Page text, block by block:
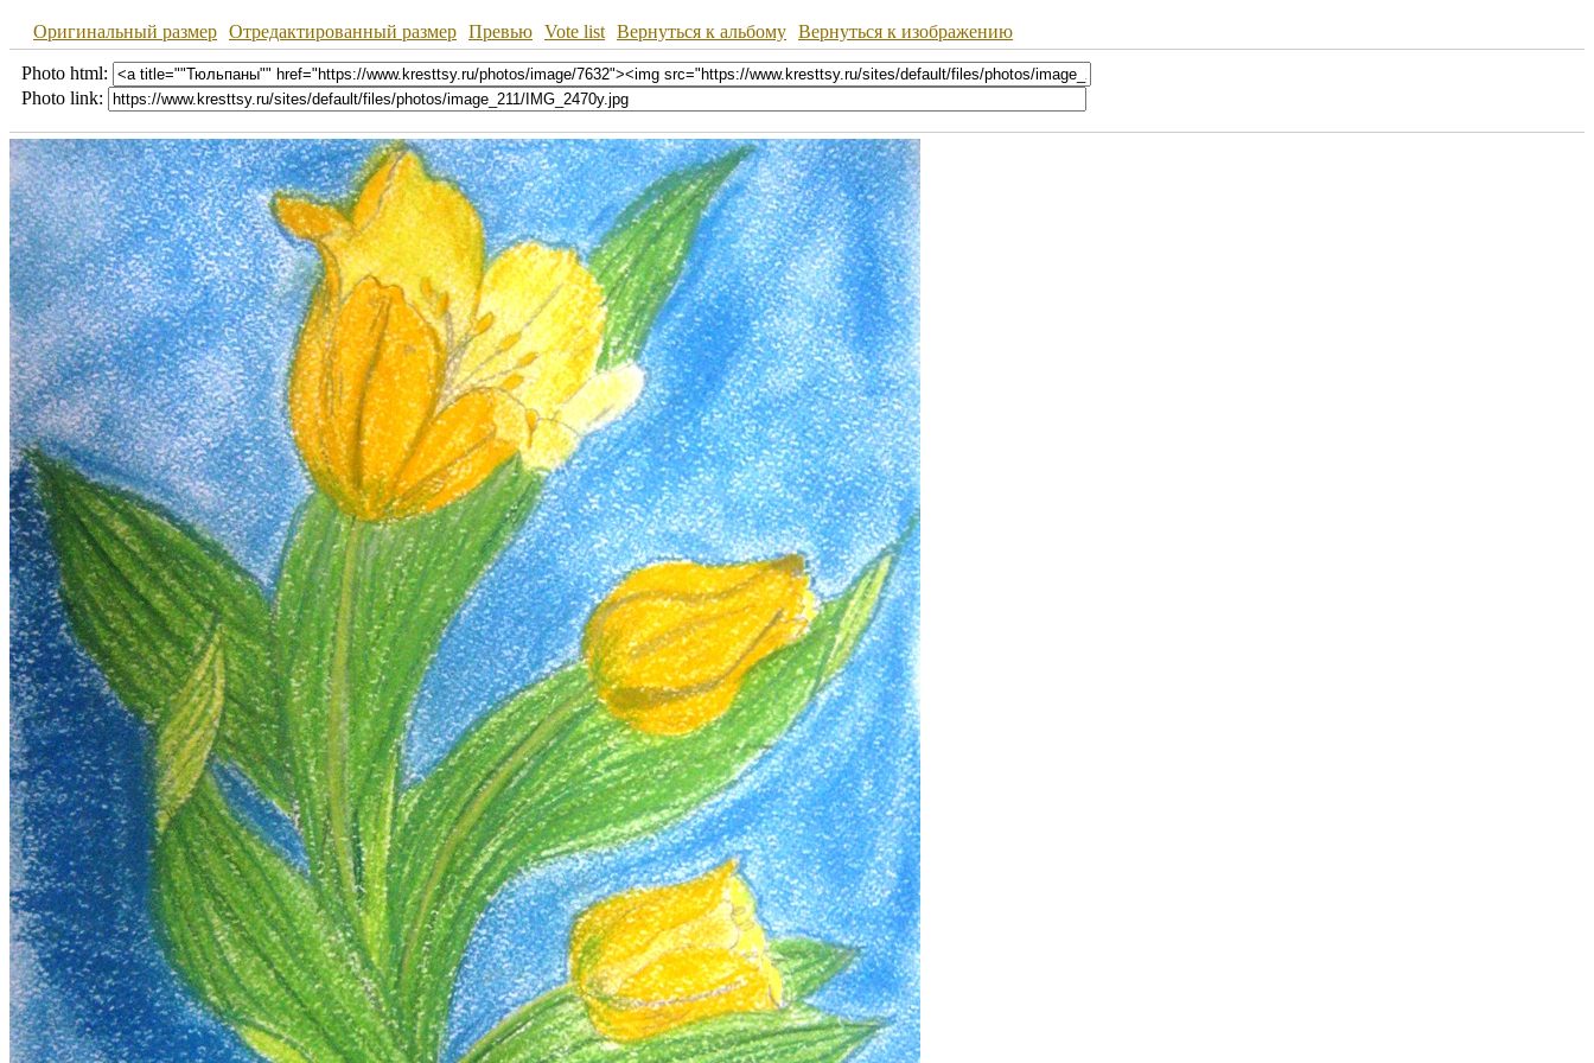
Оригинальный размер Отредактированный размер Превью Vote list Вернуться к альбому Вернуться к изображению
Photo html:
Photo link: